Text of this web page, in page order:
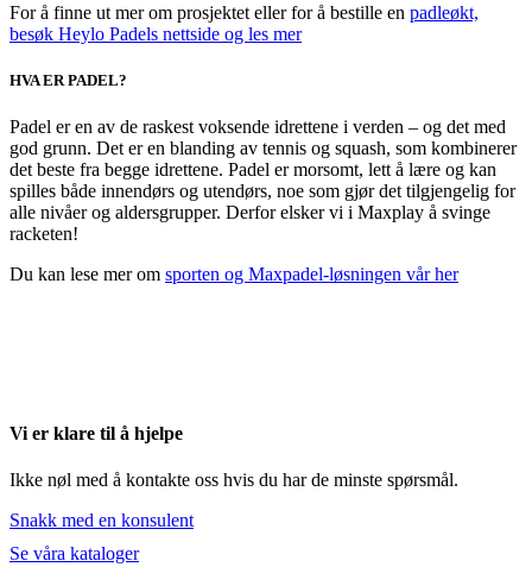
For å finne ut mer om prosjektet eller for å bestille en padleøkt,
besøk Heylo Padels nettside og les mer
HVA ER PADEL?
Padel er en av de raskest voksende idrettene i verden – og det med
god grunn. Det er en blanding av tennis og squash, som kombinerer
det beste fra begge idrettene. Padel er morsomt, lett å lære og kan
spilles både innendørs og utendørs, noe som gjør det tilgjengelig for
alle nivåer og aldersgrupper. Derfor elsker vi i Maxplay å svinge
racketen!
Du kan lese mer om sporten og Maxpadel-løsningen vår her
Vi er klare til å hjelpe
Ikke nøl med å kontakte oss hvis du har de minste spørsmål.
Snakk med en konsulent
Se våra kataloger